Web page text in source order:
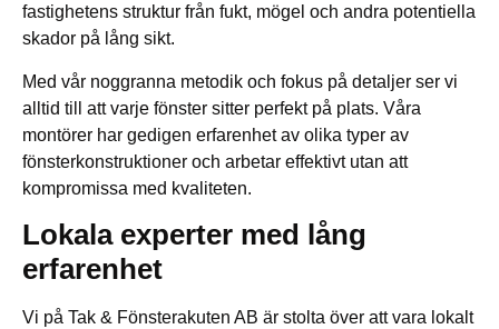
fastighetens struktur från fukt, mögel och andra potentiella
skador på lång sikt.
Med vår noggranna metodik och fokus på detaljer ser vi
alltid till att varje fönster sitter perfekt på plats. Våra
montörer har gedigen erfarenhet av olika typer av
fönsterkonstruktioner och arbetar effektivt utan att
kompromissa med kvaliteten.
Lokala experter med lång
erfarenhet
Vi på Tak & Fönsterakuten AB är stolta över att vara lokalt